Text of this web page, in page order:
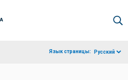
Язык страницы: Русский